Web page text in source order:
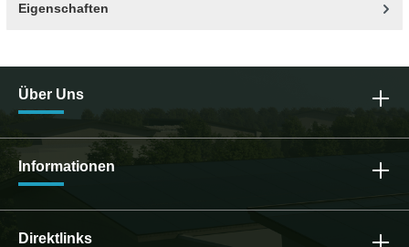
Eigenschaften
Über Uns
Informationen
Direktlinks